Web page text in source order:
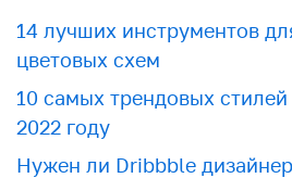
​​14 лучших инструментов
цветовых схем
10 самых трендовых
2022 году
Нужен ли Dribbble